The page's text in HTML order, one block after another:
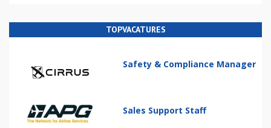
TOPVACATURES
Safety & Compliance Manager
Sales Support Staff